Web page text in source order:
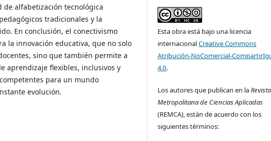
alfabetización tecnológica
tradicionales y la
En conclusión, el conectivismo
la innovación educativa, que no solo
sino que también permite a
aprendizaje flexibles, inclusivos y
para un mundo
evolución.
Esta obra está bajo una licencia
internacionalCreative Commons
Atribución-NoComercial-
4.0.
Los autores que publican en laRevista
Metropolitana de Ciencias Aplicadas
(REMCA), están de acuerdo con los
siguientes términos: